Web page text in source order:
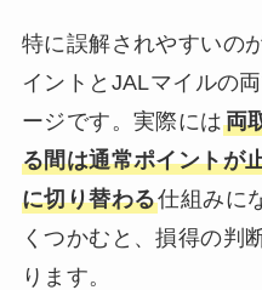
特に誤解されやすいの
イントとJALマイルの
ージです。実際には両
る間は通常ポイントが
に切り替わる仕組みに
くつかむと、損得の判
ります。